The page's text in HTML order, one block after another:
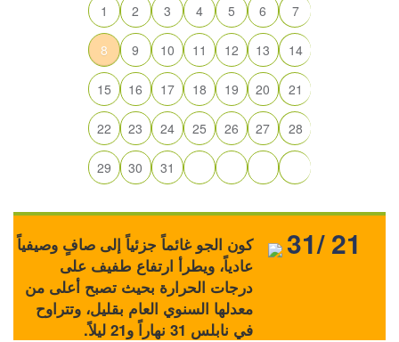
1 2 3 4 5 6 7
8 9 10 11 12 13 14
15 16 17 18 19 20 21
22 23 24 25 26 27 28
29 30 31
كون الجو غائماً جزئياً إلى صافٍ وصيفياً
عادياً، ويطرأ ارتفاع طفيف على
درجات الحرارة بحيث تصبح أعلى من
معدلها السنوي العام بقليل، وتتراوح
في نابلس 31 نهاراً و21 ليلاً.
31/ 21